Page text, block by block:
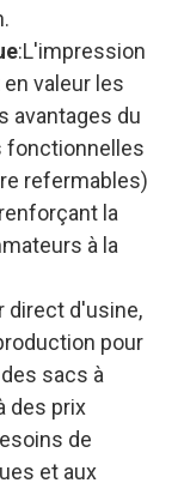
:L'impression
valeur les
avantages du
fonctionnelles
refermables)
la
à la
direct d'usine,
pour
sacs à
des prix
de
et aux